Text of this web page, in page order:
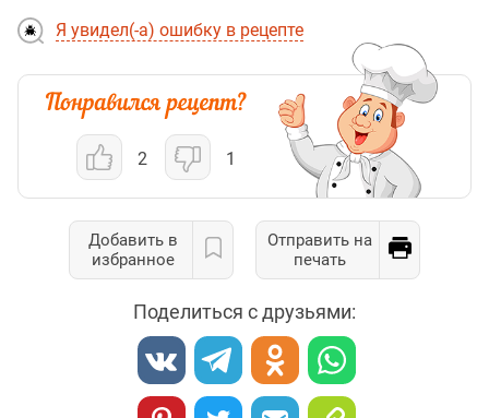
Я увидел(-а) ошибку в рецепте
2 1
Добавить в
избранное
Отправить на
печать
Поделиться с друзьями: